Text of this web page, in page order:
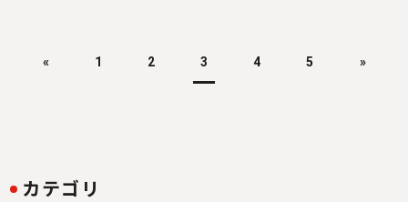
« 1 2 3 4 5 »
カテゴリ